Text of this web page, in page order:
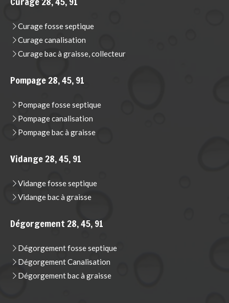
Curage fosse septique
Curage canalisation
Curage bac à graisse, collecteur
Pompage 28, 45, 91
Pompage fosse septique
Pompage canalisation
Pompage bac à graisse
Vidange 28, 45, 91
Vidange fosse septique
Vidange bac à graisse
Dégorgement 28, 45, 91
Dégorgement fosse septique
Dégorgement Canalisation
Dégorgement bac à graisse